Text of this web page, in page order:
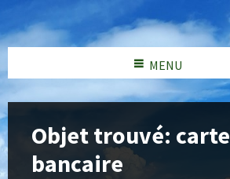
MENU
Objet trouvé: carte
bancaire